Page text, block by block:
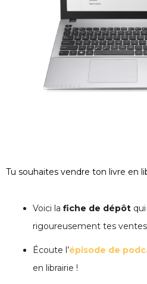
Tu souhaites vendre ton livre en
Voici la fiche de dépôt
rigoureusement tes
Écoute l’épisode de
en librairie !